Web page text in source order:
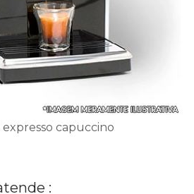
capuccino
: